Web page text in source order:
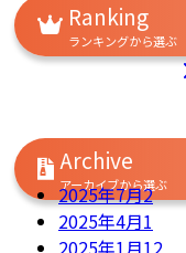
Ranking
ランキングから選ぶ
Archive
アーカイブから選ぶ
2025年7月2
2025年4月1
2025年1月12